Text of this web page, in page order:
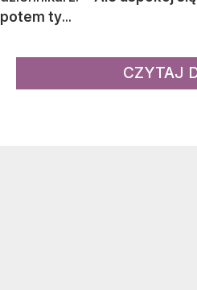
potem ty...
CZYTAJ